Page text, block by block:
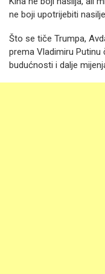
ne boji upotrijebiti
Što se tiče Trumpa,
prema Vladimiru
budućnosti i dalje